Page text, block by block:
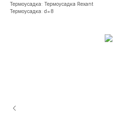
Термоусадка: Термоусадка Rexant
Термоусадка: d=8